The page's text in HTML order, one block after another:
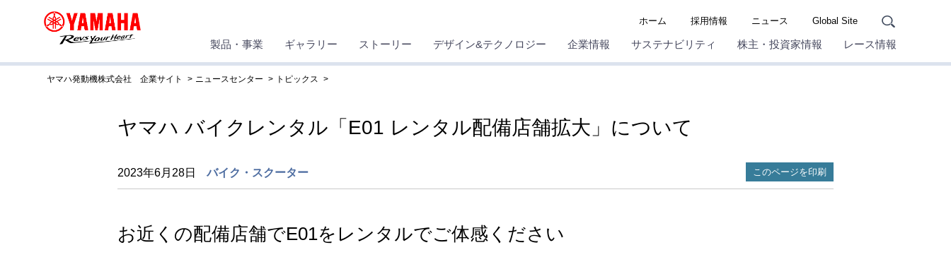
ホーム 採用情報 ニュース Global Site
製品・事業 ギャラリー ストーリー デザイン&テクノロジー 企業情報 サステナビリティ 株主・投資家情報 レース情報
ヤマハ発動機株式会社 企業サイト ニュースセンター トピックス
ヤマハ バイクレンタル「E01 レンタル配備店舗拡大」について
2023年6月28日 バイク・スクーター このページを印刷
お近くの配備店舗でE01をレンタルでご体感ください